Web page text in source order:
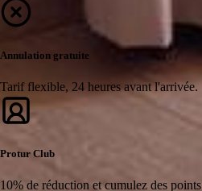
Annulation gratuite
Tarif flexible, 24 heures avant l'arrivée.
Protur Club
10% de réduction et cumulez des points